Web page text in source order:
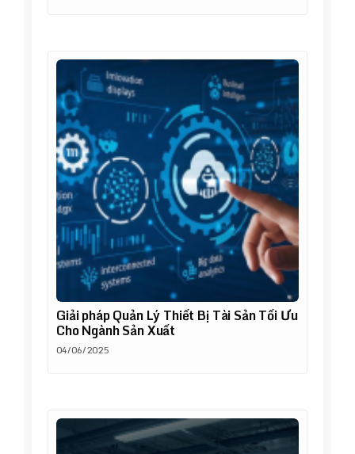
Giải pháp Quản Lý Thiết Bị Tài Sản Tối Ưu
Cho Ngành Sản Xuất
04/06/2025